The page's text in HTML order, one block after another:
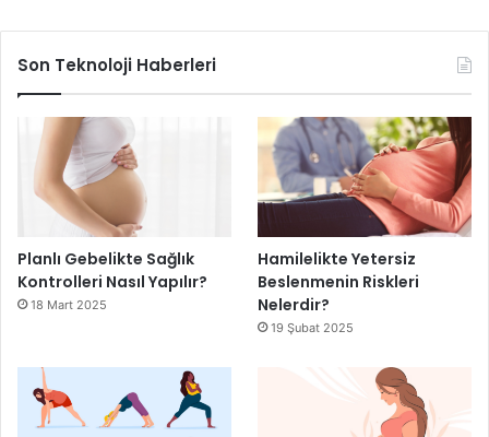
Son Teknoloji Haberleri
Planlı Gebelikte Sağlık
Kontrolleri Nasıl Yapılır?
18 Mart 2025
Hamilelikte Yetersiz
Beslenmenin Riskleri
Nelerdir?
19 Şubat 2025